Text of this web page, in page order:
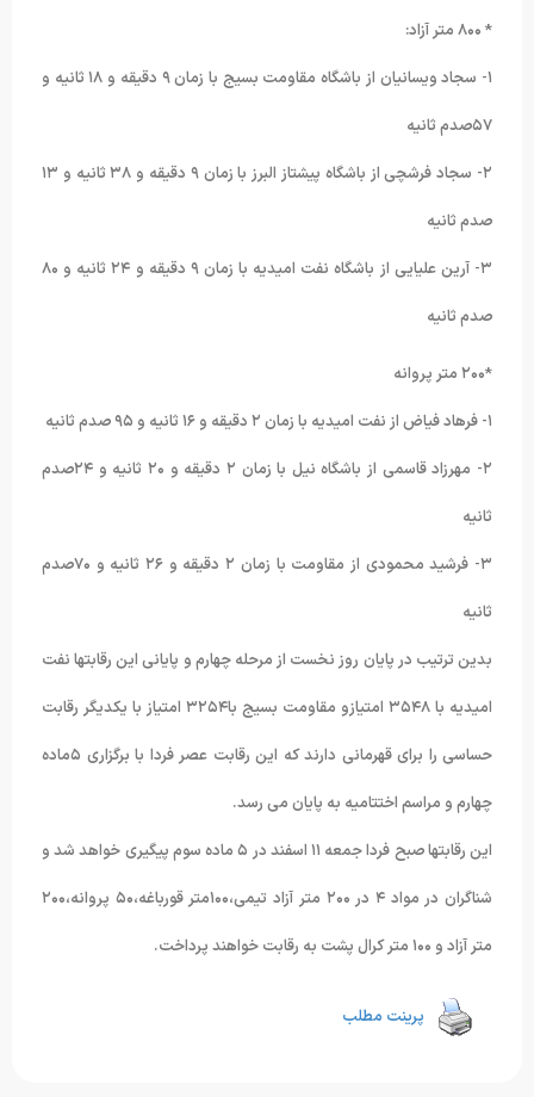
* ٨۰۰ متر آزاد:
١- سجاد ویسانیان از باشگاه مقاومت بسیج با زمان ٩ دقیقه و ١٨ ثانیه و
۵٧صدم ثانیه
٢- سجاد فرشچی از باشگاه پیشتاز البرز با زمان ٩ دقیقه و ٣٨ ثانیه و ١٣
صدم ثانیه
٣- آرین علیایی از باشگاه نفت امیدیه با زمان ٩ دقیقه و ٢۴ ثانیه و ٨۰
صدم ثانیه
*٢۰۰ متر پروانه
٢- مهرزاد قاسمی از باشگاه نیل با زمان ٢ دقیقه و ٢۰ ثانیه و ٢۴صدم
ثانیه
٣- فرشید محمودی از مقاومت با زمان ٢ دقیقه و ٢۶ ثانیه و ٧۰صدم
ثانیه
بدین ترتیب در پایان روز نخست از مرحله چهارم و پایانی این رقابتها نفت
امیدیه با ٣۵۴٨ امتیازو مقاومت بسیج با٣٢۵۴ امتیاز با یکدیگر رقابت
حساسی را برای قهرمانی دارند که این رقابت عصر فردا با برگزاری ۵ماده
چهارم و مراسم اختتامیه به پایان می رسد.
این رقابتها صبح فردا جمعه ١١ اسفند در ۵ ماده سوم پیگیری خواهد شد و
شناگران در مواد ۴ در ٢۰۰ متر آزاد تیمی،١۰۰متر قورباغه،۵۰ پروانه،٢۰۰
متر آزاد و ١۰۰ متر کرال پشت به رقابت خواهند پرداخت.
پرینت مطلب